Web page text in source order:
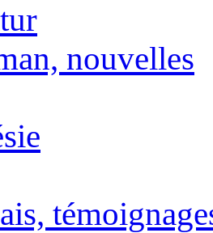
nouvelles